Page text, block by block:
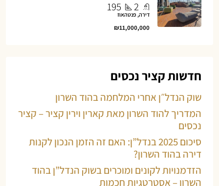
2
195
דירה, פנטהאוז
₪11,000,000
חדשות קציר נכסים
שוק הנדל״ן אחרי המלחמה בהוד השרון
המדריך להוד השרון מאת קארין וירין קציר – קציר
נכסים
סיכום 2025 בנדל”ן: האם זה הזמן הנכון לקנות
דירה בהוד השרון?
הזדמנויות לקונים ומוכרים בשוק הנדל”ן בהוד
השרון – אסטרטגיות חכמות